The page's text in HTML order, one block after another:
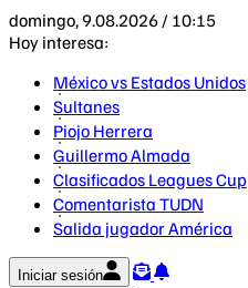
domingo, 9.08.2026 / 10:15
Hoy interesa:
México vs Estados Unidos
Sultanes
Piojo Herrera
Guillermo Almada
Clasificados Leagues Cup
Comentarista TUDN
Salida jugador América
Iniciar sesión